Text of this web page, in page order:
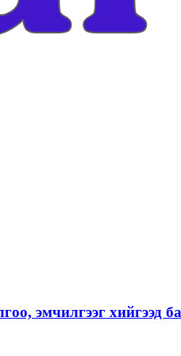
эмчилгээг хийгээд